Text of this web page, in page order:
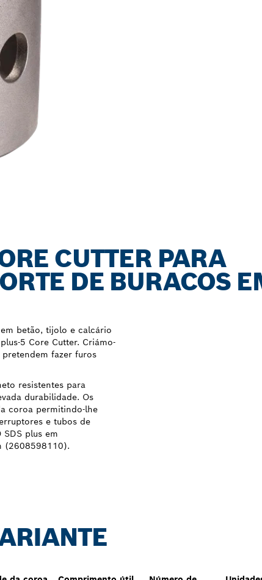
CUTTER PARA
DE BURACOS
betão, tijolo e calcário
5 Core Cutter. Criámo-
fazer furos
resistentes para
durabilidade. Os
coroa permitindo-lhe
e tubos de
plus em
(2608598110).